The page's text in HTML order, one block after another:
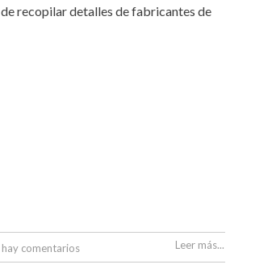
recopilar detalles de fabricantes de
hay comentariosen
Disponible
Leer más...